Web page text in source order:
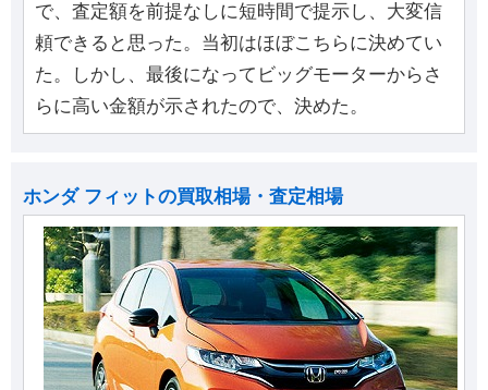
で、査定額を前提なしに短時間で提示し、大変信
頼できると思った。当初はほぼこちらに決めてい
た。しかし、最後になってビッグモーターからさ
らに高い金額が示されたので、決めた。
ホンダ フィットの買取相場・査定相場